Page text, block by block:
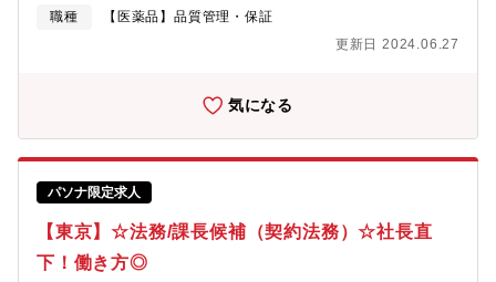
認定を受けており、 キャリア構築と長期的に安心して働ける職場
いただいております。メンバークラスを積極採用しております
してお招きしたいと考えています。【業務内容】品質管理部のマ
ネジメントや出荷する製品の品質を保証するための試験・分析業
務■生産計画に基づく、 品質管理業務のスケジュール管理・人員
管理■当局や顧客などの社外対応（試験法の移管及び検討業務医）
■メンバー（5名）の育成指導■その他：①～⑤の試験結果の照査、
確認、文書作成、①～④の適合判定①製剤出荷試験②原材料資材
受け入れ試験③工場環境試験④試験移管の受け入れ洗浄法バリデ
ーション⑤SOP・GMP 文章の作成【期待すること】品質管理部の
責任者として部署の管理と育成を期待します。 生産計画に基づく
職種
【医薬品】品質管理・保証
更新日 2024.06.27
気になる
パソナ限定求人
【東京】☆法務/課長候補（契約法務）☆社長直
下！働き方◎